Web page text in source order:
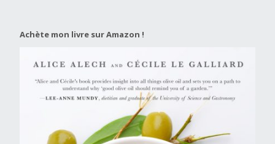
Achète mon livre sur Amazon !